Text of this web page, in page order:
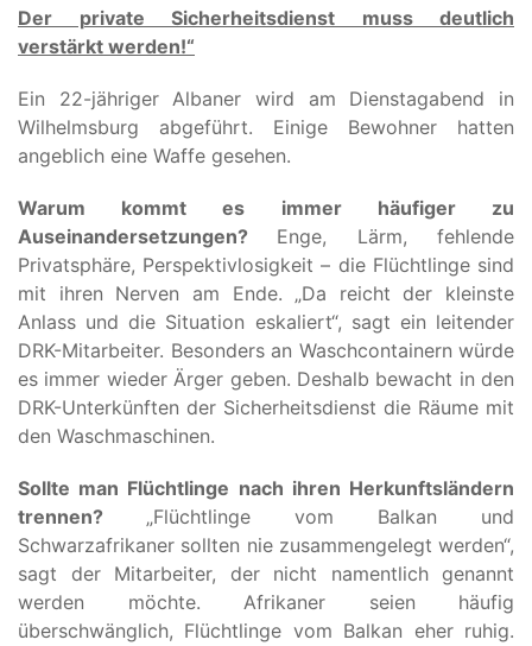
Der private Sicherheitsdienst muss deutlich
verstärkt werden!“
Ein 22-jähriger Albaner wird am Dienstagabend in
Wilhelmsburg abgeführt. Einige Bewohner hatten
angeblich eine Waffe gesehen.
Warum kommt es immer häufiger zu
Auseinandersetzungen? Enge, Lärm, fehlende
Privatsphäre, Perspektivlosigkeit – die Flüchtlinge sind
mit ihren Nerven am Ende. „Da reicht der kleinste
Anlass und die Situation eskaliert“, sagt ein leitender
DRK-Mitarbeiter. Besonders an Waschcontainern würde
es immer wieder Ärger geben. Deshalb bewacht in den
DRK-Unterkünften der Sicherheitsdienst die Räume mit
den Waschmaschinen.
Sollte man Flüchtlinge nach ihren Herkunftsländern
trennen? „Flüchtlinge vom Balkan und
Schwarzafrikaner sollten nie zusammengelegt werden“,
sagt der Mitarbeiter, der nicht namentlich genannt
werden möchte. Afrikaner seien häufig
überschwänglich, Flüchtlinge vom Balkan eher ruhig.